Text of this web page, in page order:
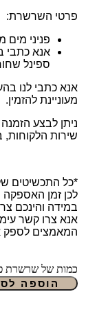
פרטי השרשרת:
פניני מים
אנא כתבי
ספינל
אנא כתבי לנו
מעוניינת להזמין.
ניתן לבצע
שירות הלקוחות,
*כל התכשיטים
לכן זמן האספקה הוא עד 30
במידה והינכם
המאמצים לספק
כמות של שרשרת
הוספה